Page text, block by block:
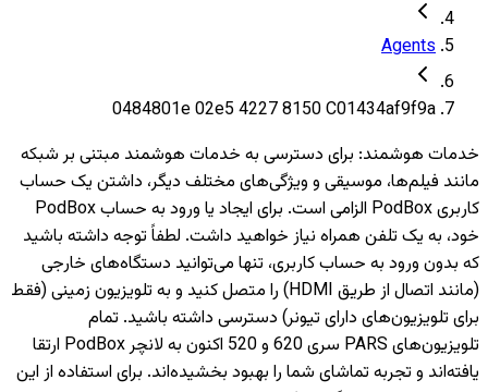
Agents
0484801e 02e5 4227 8150 C01434af9f9a
خدمات هوشمند: برای دسترسی به خدمات هوشمند مبتنی بر شبکه
مانند فیلم‌ها، موسیقی و ویژگی‌های مختلف دیگر، داشتن یک حساب
کاربری PodBox الزامی است. برای ایجاد یا ورود به حساب PodBox
خود، به یک تلفن همراه نیاز خواهید داشت. لطفاً توجه داشته باشید
که بدون ورود به حساب کاربری، تنها می‌توانید دستگاه‌های خارجی
(مانند اتصال از طریق HDMI) را متصل کنید و به تلویزیون‌ زمینی (فقط
برای تلویزیون‌های دارای تیونر) دسترسی داشته باشید. تمام
تلویزیون‌های PARS سری 620 و 520 اکنون به لانچر PodBox ارتقا
یافته‌اند و تجربه تماشای شما را بهبود بخشیده‌اند. برای استفاده از این